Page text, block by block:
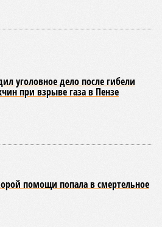
уголовное дело после гибели
при взрыве газа в Пензе
помощи попала в смертельное